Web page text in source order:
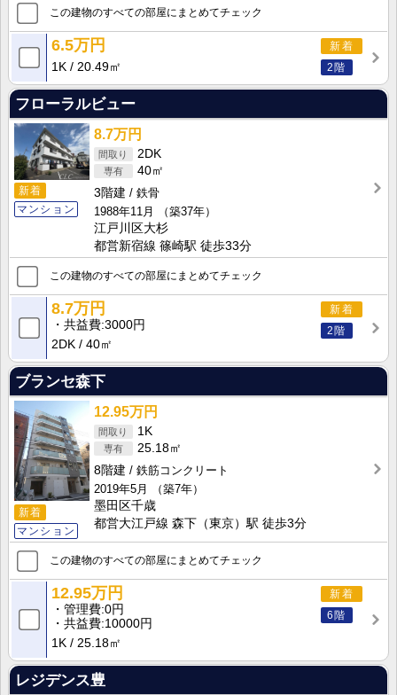
この建物のすべての部屋にまとめてチェック
新着
2階
6.5万円
1K 20.49㎡
フローラルビュー
新着
マンション
8.7万円
2DK
40㎡
3階建
鉄骨
1988年11月
（築37年）
江戸川区大杉
都営新宿線 篠崎駅 徒歩33分
この建物のすべての部屋にまとめてチェック
新着
2階
8.7万円
共益費 3000円
2DK
40㎡
ブランセ森下
新着
マンション
12.95万円
1K
25.18㎡
8階建
鉄筋コンクリート
2019年5月
（築7年）
墨田区千歳
都営大江戸線 森下（東京）駅 徒歩3分
この建物のすべての部屋にまとめてチェック
新着
6階
12.95万円
管理費 0円
共益費 10000円
1K
25.18㎡
レジデンス豊